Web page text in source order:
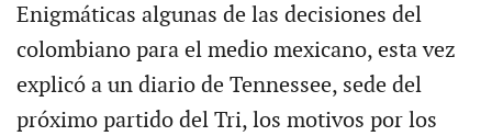
Enigmáticas algunas de las decisiones del
colombiano para el medio mexicano, esta vez
explicó a un diario de Tennessee, sede del
próximo partido del Tri, los motivos por los